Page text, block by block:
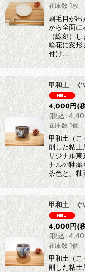
在庫数 1枚
刷毛目が出
から全面に
（線刻）
輪花に変形
付け…
甲和土 ぐ
4,000円(
(税込:
在庫数 1個
甲和土（こ
削した粘土
リジナル
ナルの釉薬
茶色と、
甲和土 ぐ
4,000円(
(税込:
在庫数 1個
甲和土（こ
削した粘土